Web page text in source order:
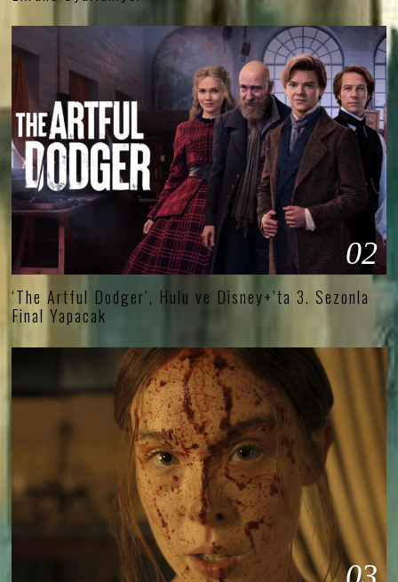
02
‘The Artful Dodger’, Hulu ve Disney+’ta 3. Sezonla
Final Yapacak